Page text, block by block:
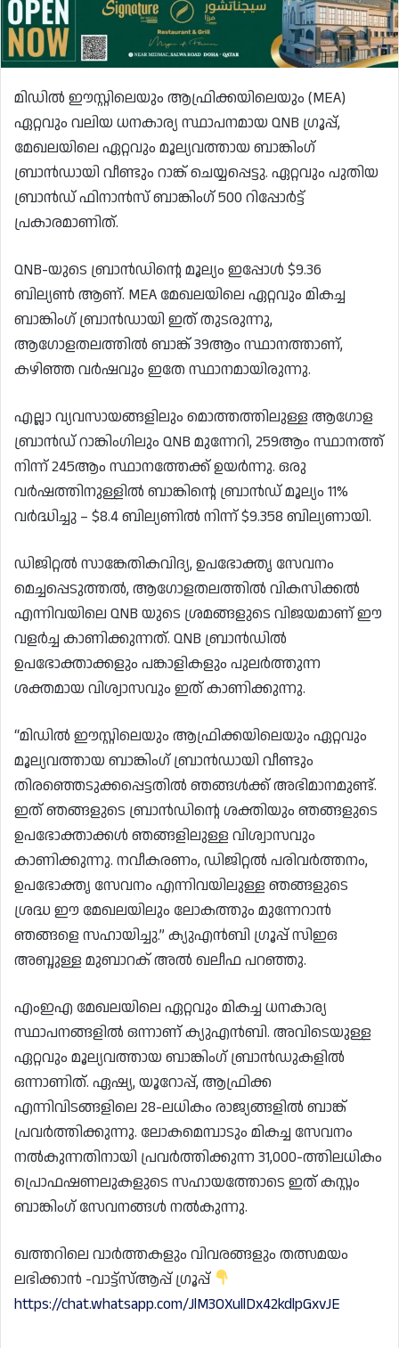
മിഡിൽ ഈസ്റ്റിലെയും ആഫ്രിക്കയിലെയും (MEA)
ഏറ്റവും വലിയ ധനകാര്യ സ്ഥാപനമായ QNB ഗ്രൂപ്പ്,
മേഖലയിലെ ഏറ്റവും മൂല്യവത്തായ ബാങ്കിംഗ്
ബ്രാൻഡായി വീണ്ടും റാങ്ക് ചെയ്യപ്പെട്ടു. ഏറ്റവും പുതിയ
ബ്രാൻഡ് ഫിനാൻസ് ബാങ്കിംഗ് 500 റിപ്പോർട്ട്
പ്രകാരമാണിത്.
QNB-യുടെ ബ്രാൻഡിന്റെ മൂല്യം ഇപ്പോൾ $9.36
ബില്യൺ ആണ്. MEA മേഖലയിലെ ഏറ്റവും മികച്ച
ബാങ്കിംഗ് ബ്രാൻഡായി ഇത് തുടരുന്നു,
ആഗോളതലത്തിൽ ബാങ്ക് 39ആം സ്ഥാനത്താണ്,
കഴിഞ്ഞ വർഷവും ഇതേ സ്ഥാനമായിരുന്നു.
എല്ലാ വ്യവസായങ്ങളിലും മൊത്തത്തിലുള്ള ആഗോള
ബ്രാൻഡ് റാങ്കിംഗിലും QNB മുന്നേറി, 259ആം സ്ഥാനത്ത്
നിന്ന് 245ആം സ്ഥാനത്തേക്ക് ഉയർന്നു. ഒരു
വർഷത്തിനുള്ളിൽ ബാങ്കിന്റെ ബ്രാൻഡ് മൂല്യം 11%
വർദ്ധിച്ചു – $8.4 ബില്യണിൽ നിന്ന് $9.358 ബില്യണായി.
ഡിജിറ്റൽ സാങ്കേതികവിദ്യ, ഉപഭോക്തൃ സേവനം
മെച്ചപ്പെടുത്തൽ, ആഗോളതലത്തിൽ വികസിക്കൽ
എന്നിവയിലെ QNB യുടെ ശ്രമങ്ങളുടെ വിജയമാണ് ഈ
വളർച്ച കാണിക്കുന്നത്. QNB ബ്രാൻഡിൽ
ഉപഭോക്താക്കളും പങ്കാളികളും പുലർത്തുന്ന
ശക്തമായ വിശ്വാസവും ഇത് കാണിക്കുന്നു.
“മിഡിൽ ഈസ്റ്റിലെയും ആഫ്രിക്കയിലെയും ഏറ്റവും
മൂല്യവത്തായ ബാങ്കിംഗ് ബ്രാൻഡായി വീണ്ടും
തിരഞ്ഞെടുക്കപ്പെട്ടതിൽ ഞങ്ങൾക്ക് അഭിമാനമുണ്ട്.
ഇത് ഞങ്ങളുടെ ബ്രാൻഡിന്റെ ശക്തിയും ഞങ്ങളുടെ
ഉപഭോക്താക്കൾ ഞങ്ങളിലുള്ള വിശ്വാസവും
കാണിക്കുന്നു. നവീകരണം, ഡിജിറ്റൽ പരിവർത്തനം,
ഉപഭോക്തൃ സേവനം എന്നിവയിലുള്ള ഞങ്ങളുടെ
ശ്രദ്ധ ഈ മേഖലയിലും ലോകത്തും മുന്നേറാൻ
ഞങ്ങളെ സഹായിച്ചു.” ക്യുഎൻബി ഗ്രൂപ്പ് സിഇഒ
അബ്ദുള്ള മുബാറക് അൽ ഖലീഫ പറഞ്ഞു.
എംഇഎ മേഖലയിലെ ഏറ്റവും മികച്ച ധനകാര്യ
സ്ഥാപനങ്ങളിൽ ഒന്നാണ് ക്യുഎൻബി. അവിടെയുള്ള
ഏറ്റവും മൂല്യവത്തായ ബാങ്കിംഗ് ബ്രാൻഡുകളിൽ
ഒന്നാണിത്. ഏഷ്യ, യൂറോപ്പ്, ആഫ്രിക്ക
എന്നിവിടങ്ങളിലെ 28-ലധികം രാജ്യങ്ങളിൽ ബാങ്ക്
പ്രവർത്തിക്കുന്നു. ലോകമെമ്പാടും മികച്ച സേവനം
നൽകുന്നതിനായി പ്രവർത്തിക്കുന്ന 31,000-ത്തിലധികം
പ്രൊഫഷണലുകളുടെ സഹായത്തോടെ ഇത് കസ്റ്റം
ബാങ്കിംഗ് സേവനങ്ങൾ നൽകുന്നു.
ഖത്തറിലെ വാർത്തകളും വിവരങ്ങളും തത്സമയം
ലഭിക്കാൻ -വാട്ട്സ്ആപ്പ് ഗ്രൂപ്പ്
https://chat.whatsapp.com/JlM3OXullDx42kdlpGxvJE